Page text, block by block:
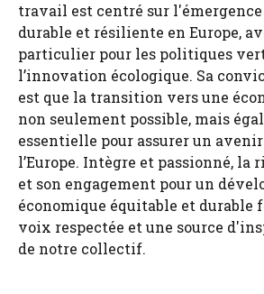
travail est centré sur
durable et résiliente en Europe,
particulier pour les politiques
l’innovation écologique. Sa
est que la transition vers une
non seulement possible, mais
essentielle pour assurer un
l’Europe. Intègre et passionné, la
et son engagement pour un
économique équitable et durable
voix respectée et une source
de notre collectif.